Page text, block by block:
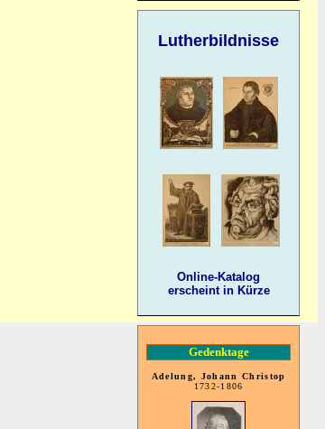
Lutherbildnisse
Online-Katalog
erscheint in Kürze
Gedenktage
Adelung, Johann Christop
1732-1806